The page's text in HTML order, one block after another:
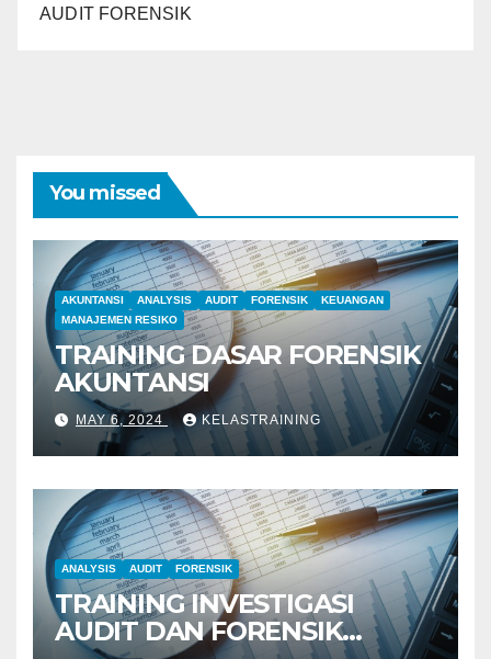
AUDIT FORENSIK
You missed
AKUNTANSI ANALYSIS AUDIT FORENSIK
KEUANGAN
MANAJEMEN RESIKO
TRAINING DASAR FORENSIK
AKUNTANSI
MAY 6, 2024 KELASTRAINING
ANALYSIS AUDIT FORENSIK
TRAINING INVESTIGASI
AUDIT DAN FORENSIK